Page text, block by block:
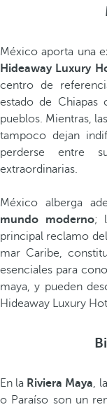
México aporta una
Hideaway Luxury
centro de
estado de Chiapas
pueblos. Mientras,
tampoco dejan
perderse entre
extraordinarias.
México alberga
mundo moderno;
principal reclamo
mar Caribe,
esenciales para
maya, y pueden
Hideaway Luxury
En la Riviera Maya,
o Paraíso son un